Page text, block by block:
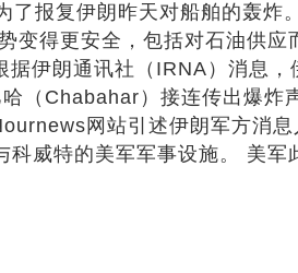
报复伊朗昨天对船舶的轰
得更安全，包括对石油供
伊朗通讯社（IRNA）消息
（Chabahar）接连传出爆
网站引述伊朗军方消
威特的美军军事设施。 美